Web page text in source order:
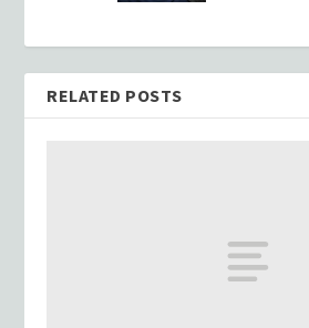
RELATED POSTS